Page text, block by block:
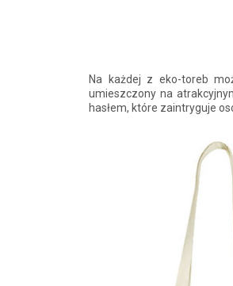
Na każdej z eko-toreb
umieszczony na
hasłem, które zaintryguje